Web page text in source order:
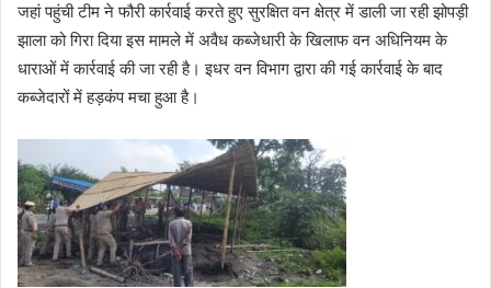
जहां पहुंची टीम ने फौरी कार्रवाई करते हुए सुरक्षित वन क्षेत्र में डाली जा रही झोपड़ी
झाला को गिरा दिया इस मामले में अवैध कब्जेधारी के खिलाफ वन अधिनियम के
धाराओं में कार्रवाई की जा रही है। इधर वन विभाग द्वारा की गई कार्रवाई के बाद
कब्जेदारों में हड़कंप मचा हुआ है।